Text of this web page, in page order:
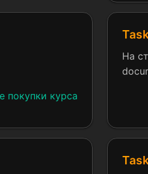
покупки курса
На